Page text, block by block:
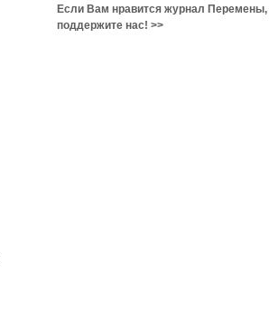
Если Вам нравится журнал Перемены,
поддержите нас! >>